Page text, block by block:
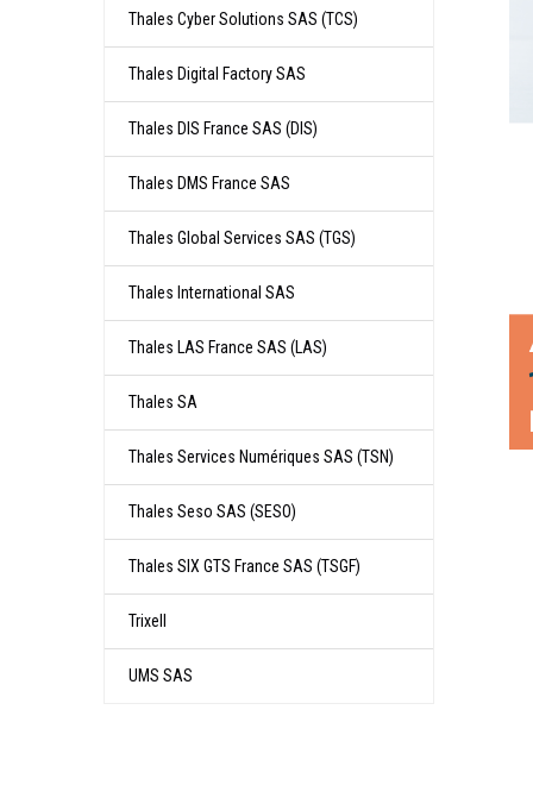
Thales Cyber Solutions SAS (TCS)
Thales Digital Factory SAS
Thales DIS France SAS (DIS)
Thales DMS France SAS
Thales Global Services SAS (TGS)
Thales International SAS
Thales LAS France SAS (LAS)
Thales SA
Thales Services Numériques SAS (TSN)
Thales Seso SAS (SESO)
Thales SIX GTS France SAS (TSGF)
Trixell
UMS SAS